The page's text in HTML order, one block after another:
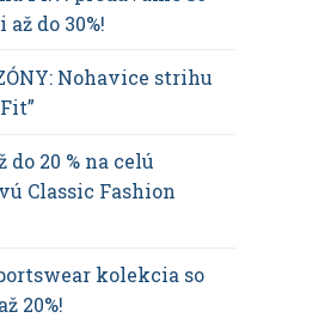
do 30%!
Nohavice strihu
do 20 % na celú
Classic Fashion
kolekcia so
20%!